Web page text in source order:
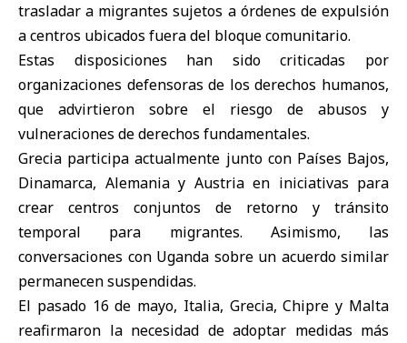
trasladar a migrantes sujetos a órdenes de expulsión
a centros ubicados fuera del bloque comunitario.
Estas disposiciones han sido criticadas por
organizaciones defensoras de los derechos humanos,
que advirtieron sobre el riesgo de abusos y
vulneraciones de derechos fundamentales.
Grecia participa actualmente junto con Países Bajos,
Dinamarca, Alemania y Austria en iniciativas para
crear centros conjuntos de retorno y tránsito
temporal para migrantes. Asimismo, las
conversaciones con Uganda sobre un acuerdo similar
permanecen suspendidas.
El pasado 16 de mayo, Italia, Grecia, Chipre y Malta
reafirmaron la necesidad de adoptar medidas más